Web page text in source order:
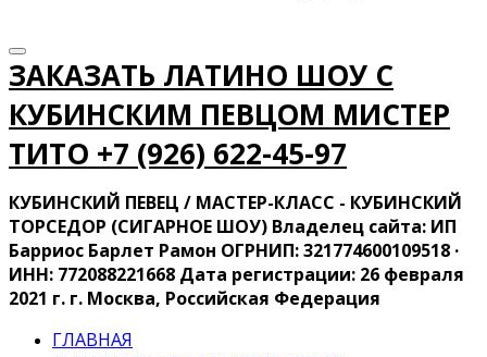
ЗАКАЗАТЬ ЛАТИНО ШОУ С
КУБИНСКИМ ПЕВЦОМ МИСТЕР
ТИТО ‍+7 (926) 622-45-97
КУБИНСКИЙ ПЕВЕЦ / МАСТЕР-КЛАСС - КУБИНСКИЙ
ТОРСЕДОР (СИГАРНОЕ ШОУ) Владелец сайта: ИП
Барриос Барлет Рамон ОГРНИП: 321774600109518 ·
ИНН: 772088221668 Дата регистрации: 26 февраля
2021 г. г. Москва, Российская Федерация
ГЛАВНАЯ